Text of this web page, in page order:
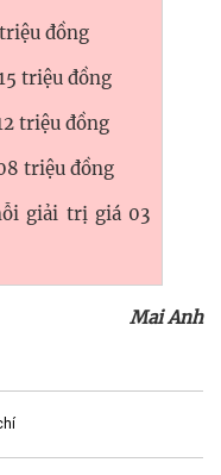
đồng
triệu đồng
triệu đồng
triệu đồng
giải trị giá 03
Mai Anh